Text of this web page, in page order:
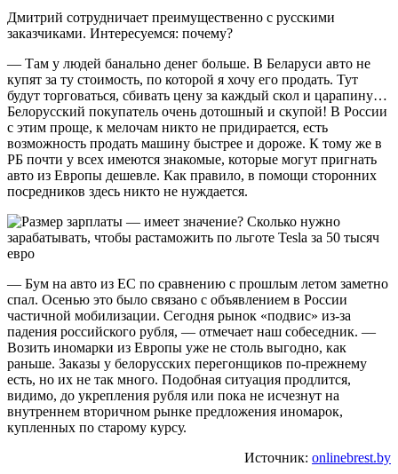
Дмитрий сотрудничает преимущественно с русскими
заказчиками. Интересуемся: почему?
— Там у людей банально денег больше. В Беларуси авто не
купят за ту стоимость, по которой я хочу его продать. Тут
будут торговаться, сбивать цену за каждый скол и царапину…
Белорусский покупатель очень дотошный и скупой! В России
с этим проще, к мелочам никто не придирается, есть
возможность продать машину быстрее и дороже. К тому же в
РБ почти у всех имеются знакомые, которые могут пригнать
авто из Европы дешевле. Как правило, в помощи сторонних
посредников здесь никто не нуждается.
— Бум на авто из ЕС по сравнению с прошлым летом заметно
спал. Осенью это было связано с объявлением в России
частичной мобилизации. Сегодня рынок «подвис» из-за
падения российского рубля, — отмечает наш собеседник. —
Возить иномарки из Европы уже не столь выгодно, как
раньше. Заказы у белорусских перегонщиков по-прежнему
есть, но их не так много. Подобная ситуация продлится,
видимо, до укрепления рубля или пока не исчезнут на
внутреннем вторичном рынке предложения иномарок,
купленных по старому курсу.
Источник: onlinebrest.by